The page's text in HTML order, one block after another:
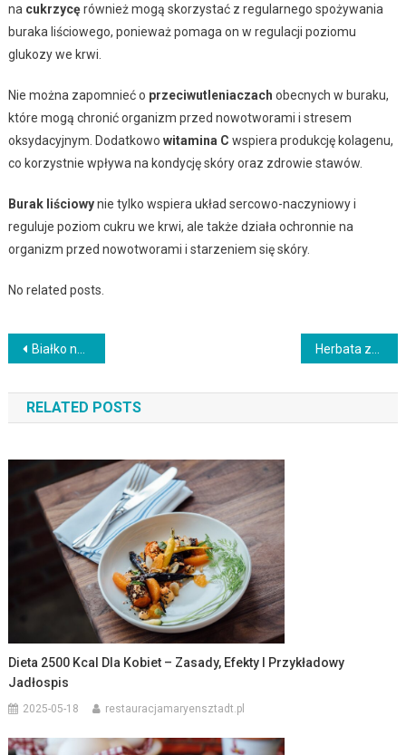
na cukrzycęrównież mogą skorzystać z regularnego spożywania
buraka liściowego, ponieważ pomaga on w regulacji poziomu
glukozy we krwi.
Nie można zapomnieć o przeciwutleniaczach obecnych w buraku,
które mogą chronić organizm przed nowotworami i stresem
oksydacyjnym. Dodatkowo witamina C wspiera produkcję kolagenu,
co korzystnie wpływa na kondycję skóry oraz zdrowie stawów.
Burak liściowynie tylko wspiera układ sercowo-naczyniowy i
reguluje poziom cukru we krwi, ale także działa ochronnie na
organizm przed nowotworami i starzeniem się skóry.
No related posts.
Nawigacja
wpisu
Białko na odchudzanie – jak wspiera redukcję tkanki tłuszczowej?
RELATED POSTS
Dieta 2500 Kcal Dla Kobiet – Zasady, Efekty I Przykładowy
Jadłospis
2025-05-18 restauracjamaryensztadt.pl